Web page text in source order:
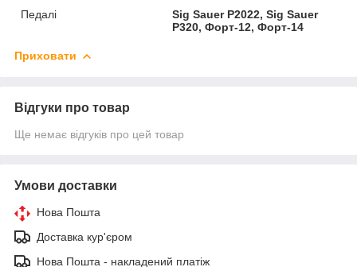
Педалі
Sig Sauer P2022, Sig Sauer
P320, Форт-12, Форт-14
Приховати
Відгуки про товар
Ще немає відгуків про цей товар
Умови доставки
Нова Пошта
Доставка кур'єром
Нова Пошта - накладений платіж